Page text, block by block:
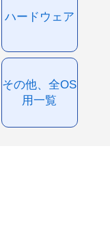
ハードウェア
その他、全OS
用一覧